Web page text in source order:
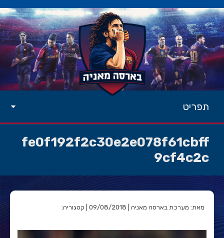
תפריט
fe0f192f2c30e2e078f61cbff
9cf4c2c
מאת: מערכת בארסה מאניה | 09/08/2018 | קטגוריה: